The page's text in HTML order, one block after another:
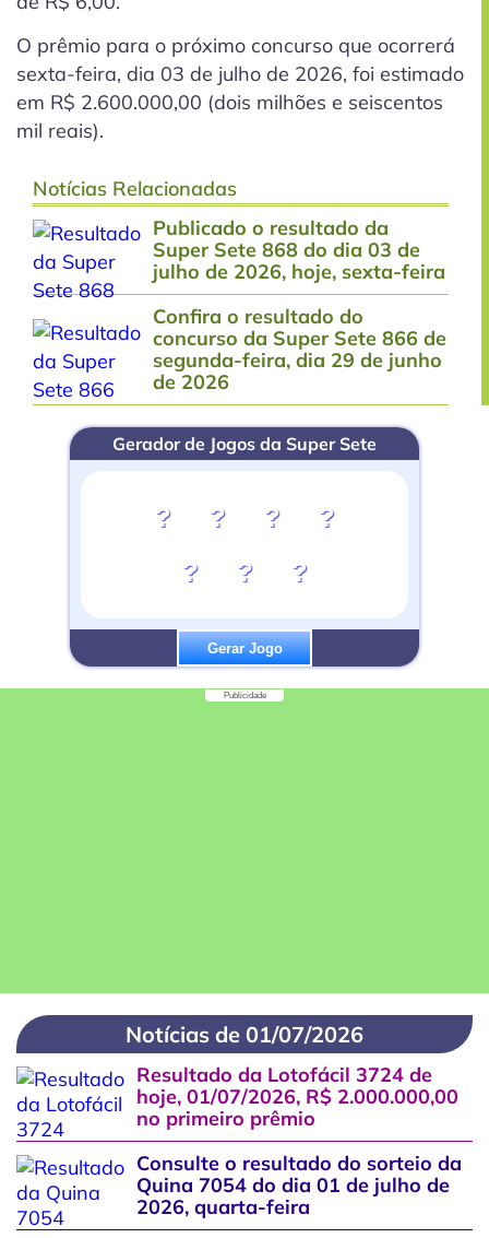
O prêmio para o próximo concurso que ocorrerá
sexta-feira, dia 03 de julho de 2026, foi estimado
em R$ 2.600.000,00 (dois milhões e seiscentos
mil reais).
Notícias Relacionadas
Publicado o resultado da
Super Sete 868 do dia 03 de
julho de 2026, hoje, sexta-feira
Confira o resultado do
concurso da Super Sete 866 de
segunda-feira, dia 29 de junho
de 2026
Gerador de Jogos da Super Sete
? ? ?
?
?
? ?
Gerar Jogo
Publicidade
Notícias de 01/07/2026
Resultado da Lotofácil 3724 de
hoje, 01/07/2026, R$ 2.000.000,00
no primeiro prêmio
Consulte o resultado do sorteio da
Quina 7054 do dia 01 de julho de
2026, quarta-feira